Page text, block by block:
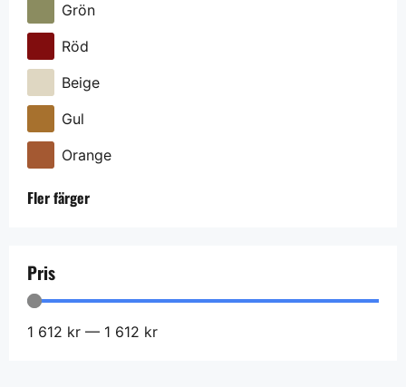
Grön
Röd
Beige
Gul
Orange
Fler färger
Pris
1 612 kr — 1 612 kr